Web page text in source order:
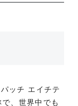
ッチ エイチテ
、世界中でも